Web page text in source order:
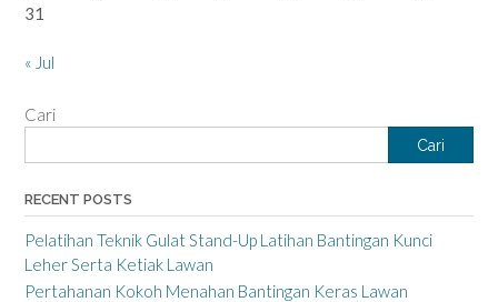
31
« Jul
Cari
Cari
RECENT POSTS
Pelatihan Teknik Gulat Stand-Up Latihan Bantingan Kunci
Leher Serta Ketiak Lawan
Pertahanan Kokoh Menahan Bantingan Keras Lawan